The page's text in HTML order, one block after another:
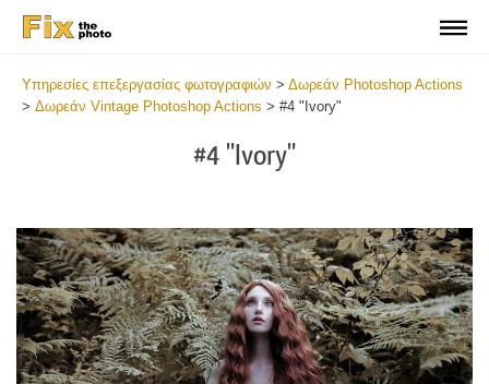
Υπηρεσίες επεξεργασίας φωτογραφιών > Δωρεάν Photoshop Actions
> Δωρεάν Vintage Photoshop Actions > #4 "Ivory"
#4 "Ivory"